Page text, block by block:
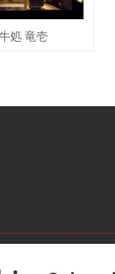
処 竜壱